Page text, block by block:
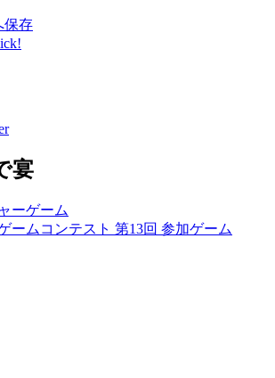
保存
宴
ーゲーム
ームコンテスト 第13回 参加ゲーム